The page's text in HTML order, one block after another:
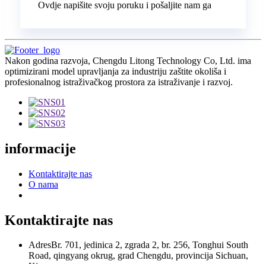
Ovdje napišite svoju poruku i pošaljite nam ga
Nakon godina razvoja, Chengdu Litong Technology Co, Ltd. ima
optimizirani model upravljanja za industriju zaštite okoliša i
profesionalnog istraživačkog prostora za istraživanje i razvoj.
informacije
Kontaktirajte nas
O nama
Kontaktirajte nas
AdresBr. 701, jedinica 2, zgrada 2, br. 256, Tonghui South
Road, qingyang okrug, grad Chengdu, provincija Sichuan,